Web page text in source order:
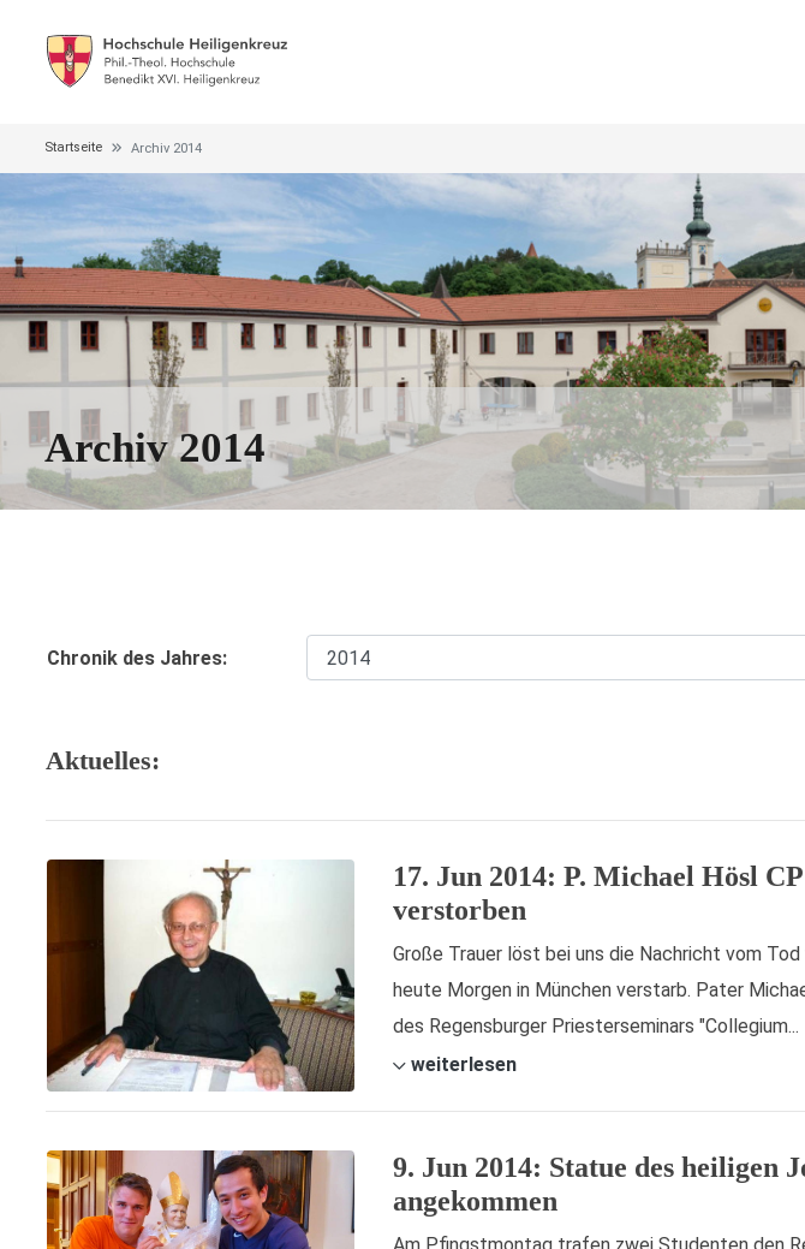
Startseite Archiv 2014
Archiv 2014
Chronik des Jahres:
Aktuelles:
17. Jun 2014: P. Michael Hösl
verstorben
Große Trauer löst bei uns die Nachricht vom Tod
heute Morgen in München verstarb. Pater
des Regensburger Priesterseminars "Collegium...
weiterlesen
9. Jun 2014: Statue des heiligen
angekommen
Am Pfingstmontag trafen zwei Studenten den